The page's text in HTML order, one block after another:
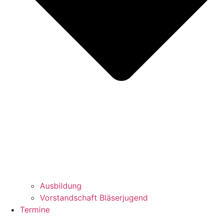
Ausbildung
Vorstandschaft Bläserjugend
Termine